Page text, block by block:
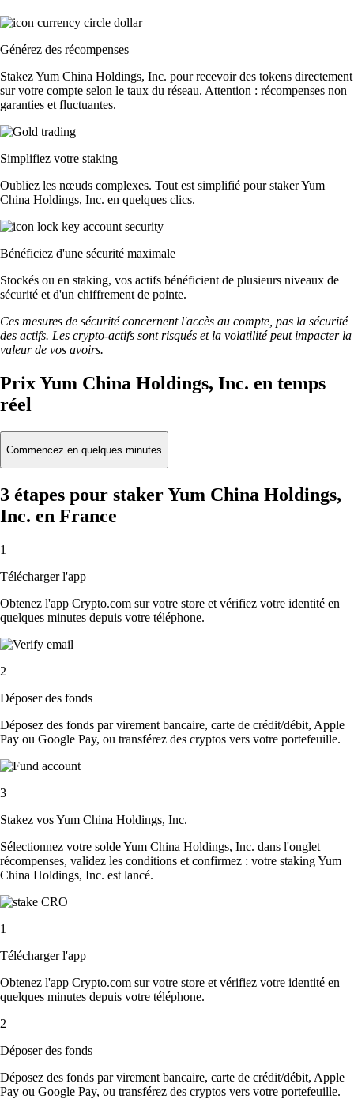
Générez des récompenses
Stakez Yum China Holdings, Inc. pour recevoir des tokens directement
sur votre compte selon le taux du réseau. Attention : récompenses non
garanties et fluctuantes.
Simplifiez votre staking
Oubliez les nœuds complexes. Tout est simplifié pour staker Yum
China Holdings, Inc. en quelques clics.
Bénéficiez d'une sécurité maximale
Stockés ou en staking, vos actifs bénéficient de plusieurs niveaux de
sécurité et d'un chiffrement de pointe.
Ces mesures de sécurité concernent l'accès au compte, pas la sécurité
des actifs. Les crypto-actifs sont risqués et la volatilité peut impacter la
valeur de vos avoirs.
Prix Yum China Holdings, Inc. en temps
réel
Commencez en quelques minutes
3 étapes pour staker Yum China Holdings,
Inc. en France
1
Télécharger l'app
Obtenez l'app Crypto.com sur votre store et vérifiez votre identité en
quelques minutes depuis votre téléphone.
2
Déposer des fonds
Déposez des fonds par virement bancaire, carte de crédit/débit, Apple
Pay ou Google Pay, ou transférez des cryptos vers votre portefeuille.
3
Stakez vos Yum China Holdings, Inc.
Sélectionnez votre solde Yum China Holdings, Inc. dans l'onglet
récompenses, validez les conditions et confirmez : votre staking Yum
China Holdings, Inc. est lancé.
1
Télécharger l'app
Obtenez l'app Crypto.com sur votre store et vérifiez votre identité en
quelques minutes depuis votre téléphone.
2
Déposer des fonds
Déposez des fonds par virement bancaire, carte de crédit/débit, Apple
Pay ou Google Pay, ou transférez des cryptos vers votre portefeuille.